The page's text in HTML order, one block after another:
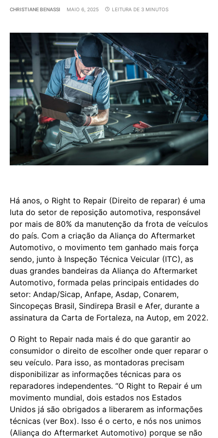
CHRISTIANE BENASSI MAIO 6, 2025 LEITURA DE 3 MINUTOS
Há anos, o Right to Repair (Direito de reparar) é uma
luta do setor de reposição automotiva, responsável
por mais de 80% da manutenção da frota de veículos
do país. Com a criação da Aliança do Aftermarket
Automotivo, o movimento tem ganhado mais força
sendo, junto à Inspeção Técnica Veicular (ITC), as
duas grandes bandeiras da Aliança do Aftermarket
Automotivo, formada pelas principais entidades do
setor: Andap/Sicap, Anfape, Asdap, Conarem,
Sincopeças Brasil, Sindirepa Brasil e Afer, durante a
assinatura da Carta de Fortaleza, na Autop, em 2022.
O Right to Repair nada mais é do que garantir ao
consumidor o direito de escolher onde quer reparar o
seu veículo. Para isso, as montadoras precisam
disponibilizar as informações técnicas para os
reparadores independentes. “O Right to Repair é um
movimento mundial, dois estados nos Estados
Unidos já são obrigados a liberarem as informações
técnicas (ver Box). Isso é o certo, e nós nos unimos
(Aliança do Aftermarket Automotivo) porque se não